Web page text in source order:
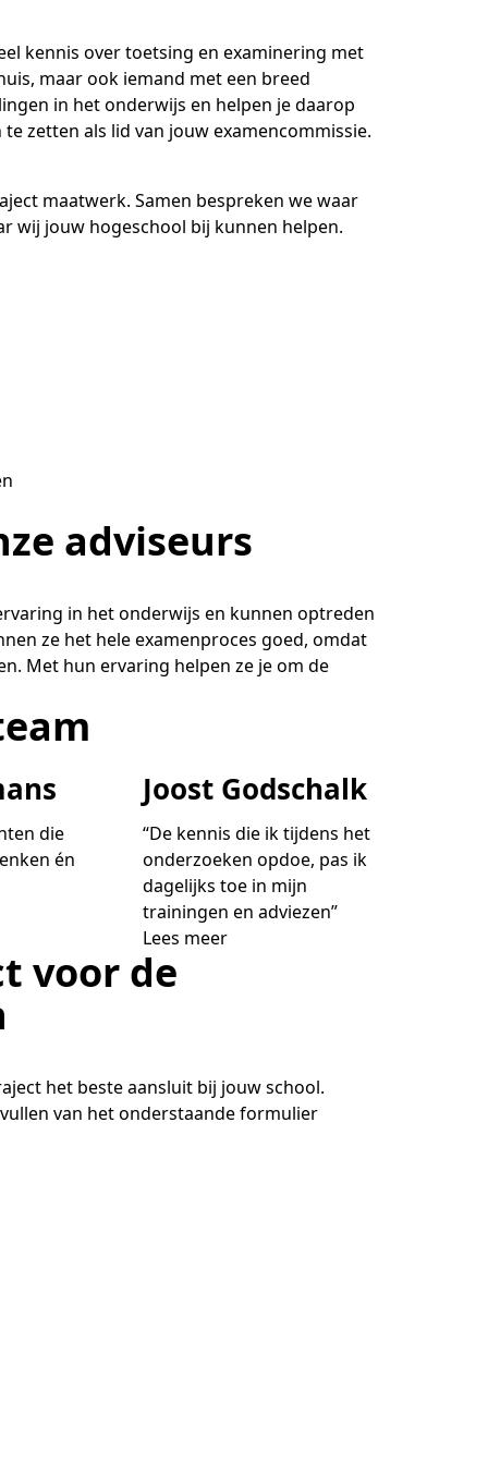
aan het woord
kennis over toetsing en examinering met
maar ook iemand met een breed
in het onderwijs en helpen je daarop
zetten als lid van jouw examencommissie.
maatwerk. Samen bespreken we waar
wij jouw hogeschool bij kunnen helpen.
adviseurs
in het onderwijs en kunnen optreden
ze het hele examenproces goed, omdat
Met hun ervaring helpen ze je om de
die
én
Joost Godschalk
“De kennis die ik tijdens het
onderzoeken opdoe, pas ik
dagelijks toe in mijn
trainingen en adviezen”
Lees meer
voor de
het beste aansluit bij jouw school.
van het onderstaande formulier